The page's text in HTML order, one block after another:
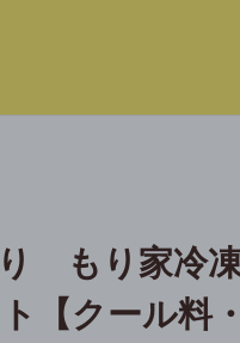
もり家冷
【クール料